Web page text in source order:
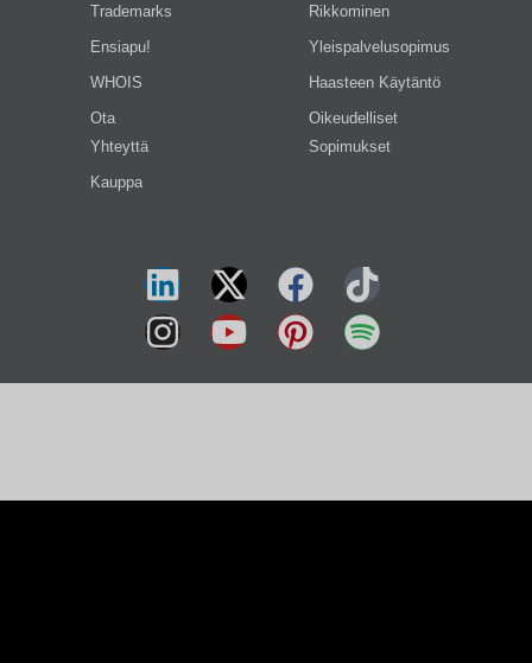
Trademarks
Ensiapu!
WHOIS
Ota
Yhteyttä
Kauppa
Rikkominen
Yleispalvelusopimus
Haasteen Käytäntö
Oikeudelliset
Sopimukset